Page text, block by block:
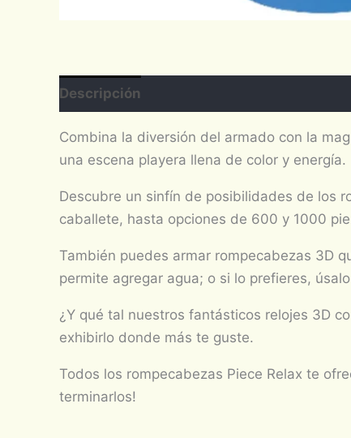
Descripción
Combina la diversión del armado con la
una escena playera llena de color y energía.
Descubre un sinfín de posibilidades de los
caballete, hasta opciones de 600 y 1000
También puedes armar rompecabezas 3D
permite agregar agua; o si lo prefieres,
¿Y qué tal nuestros fantásticos relojes 3D
exhibirlo donde más te guste.
Todos los rompecabezas Piece Relax te
terminarlos!